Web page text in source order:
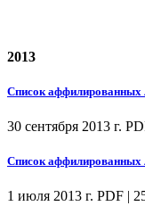
2013
Список аффилированных
30 сентября 2013 г.
Список аффилированных
1 июля 2013 г. PDF |